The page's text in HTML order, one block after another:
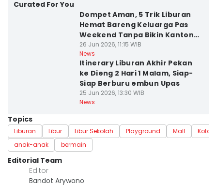
Curated For You
Dompet Aman, 5 Trik Liburan
Hemat Bareng Keluarga Pas
Weekend Tanpa Bikin Kantong
Jebol
26 Jun 2026, 11:15 WIB
News
Itinerary Liburan Akhir Pekan
ke Dieng 2 Hari 1 Malam, Siap-
Siap Berburu embun Upas
25 Jun 2026, 13:30 WIB
News
Topics
Liburan Libur Libur Sekolah Playground Mall
Kota
anak-anak
bermain
Editorial Team
Editor
Bandot Arywono